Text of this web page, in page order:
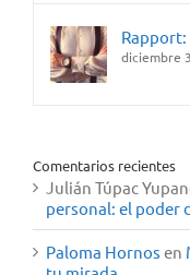
Rapport:
diciembre
Comentarios recientes
Julián Túpac
personal: el poder
Paloma Hornos en